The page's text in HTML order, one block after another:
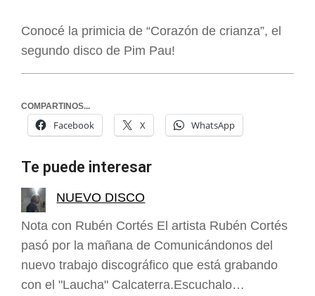
Conocé la primicia de “Corazón de crianza”, el
segundo disco de Pim Pau!
COMPARTINOS...
Facebook X WhatsApp
Te puede interesar
NUEVO DISCO
Nota con Rubén Cortés El artista Rubén Cortés
pasó por la mañana de Comunicándonos del
nuevo trabajo discográfico que está grabando
con el "Laucha" Calcaterra.Escuchalo…